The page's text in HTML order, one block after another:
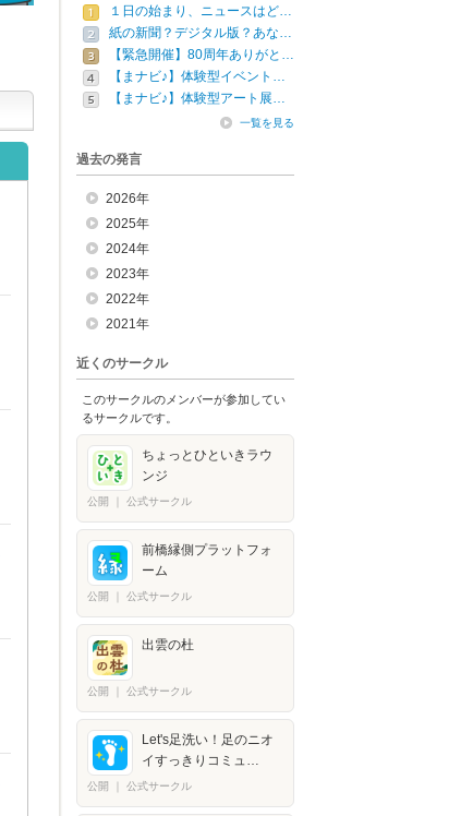
１日の始まり、ニュースはど…
紙の新聞？デジタル版？あな…
【緊急開催】80周年ありがと…
【まナビ♪】体験型イベント…
【まナビ♪】体験型アート展…
一覧を見る
過去の発言
2026年
2025年
2024年
2023年
2022年
2021年
近くのサークル
このサークルのメンバーが参加してい
るサークルです。
ちょっとひといきラウ
ンジ
公開 公式サークル
前橋縁側プラットフォ
ーム
公開 公式サークル
出雲の杜
公開 公式サークル
Let's足洗い！足のニオ
イすっきりコミュ…
公開 公式サークル